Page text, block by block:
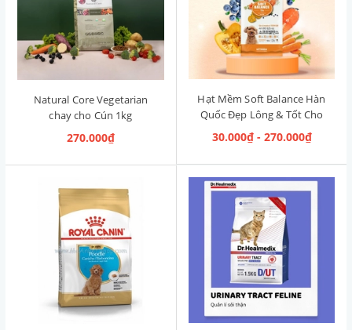
Natural Core Vegetarian
chay cho Cún 1kg
270.000₫
Hạt Mềm Soft Balance Hàn
Quốc Đẹp Lông & Tốt Cho
Đường Ruột 1.2kg [Cá Hồi,
Cún Mọi Độ Tuổi]
30.000₫ - 270.000₫